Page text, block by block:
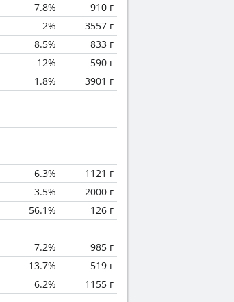
7.8%
910 г
2%
3557 г
8.5%
833 г
12%
590 г
1.8% 3901 г
6.3%
1121 г
3.5%
2000 г
56.1%
126 г
7.2%
985 г
13.7%
519 г
6.2%
1155 г